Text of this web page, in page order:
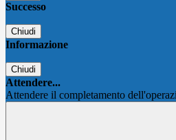
Successo
Chiudi
Informazione
Chiudi
Attendere...
Attendere il completamento